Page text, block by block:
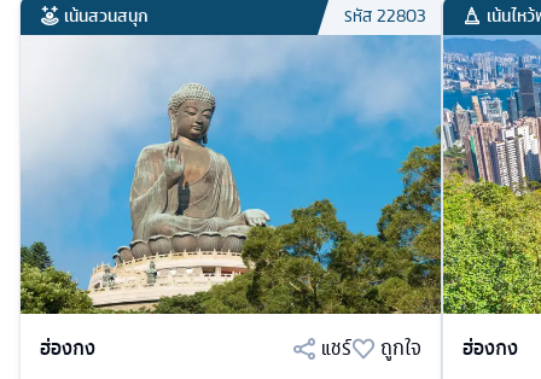
เน้นสวนสนุก รหัส22803
ฮ่องกง แชร์
ถูกใจ
เน้นไห
ฮ่องกง